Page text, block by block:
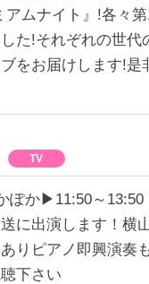
アムナイト』!各々
た!それぞれの世代
をお届けします!是
TV
ぽか▶︎11:50～13:50
に出演します！横
りピアノ即興演奏
下さい